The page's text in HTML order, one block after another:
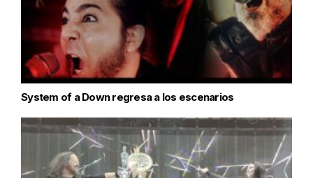
System of a Down regresa a los escenarios